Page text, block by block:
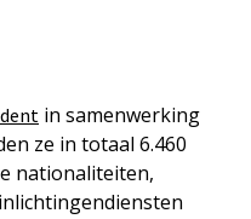
in samenwerking
ze in totaal 6.460
nationaliteiten,